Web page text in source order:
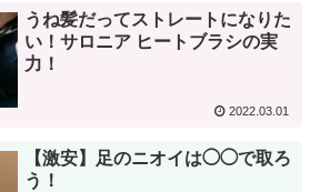
うね髪だってストレートになりた
い！サロニア ヒートブラシの実
力！
2022.03.01
【激安】足のニオイは◯◯で取ろ
う！